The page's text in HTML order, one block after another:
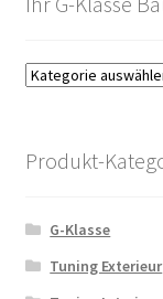
Produkt-
G-Klasse
Tuning Exterieur